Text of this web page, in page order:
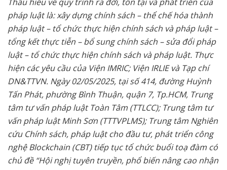
pháp luật là: xây dựng chính sách – thể chế hóa thành
pháp luật – tổ chức thực hiện chính sách và pháp luật –
tổng kết thực tiễn – bổ sung chính sách – sửa đổi pháp
luật – tổ chức thực hiện chính sách và pháp luật. Thực
hiện các yêu cầu của Viện IMRIC; Viện IRLIE và Tạp chí
DN&TTVN. Ngày 02/05/2025, tại số 414, đường Huỳnh
Tấn Phát, phường Bình Thuận, quận 7, Tp.HCM, Trung
tâm tư vấn pháp luật Toàn Tâm (TTLCC); Trung tâm tư
vấn pháp luật Minh Sơn (TTTVPLMS); Trung tâm Nghiên
cứu Chính sách, pháp luật cho đầu tư, phát triển công
nghệ Blockchain (CBT)tiếp tục tổ chức buổi toạ đàm có
chủ đề “Hội nghị tuyên truyền, phổ biến nâng cao nhận